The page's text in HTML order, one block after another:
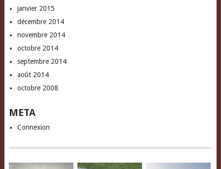
janvier 2015
décembre 2014
novembre 2014
octobre 2014
septembre 2014
août 2014
octobre 2008
META
Connexion